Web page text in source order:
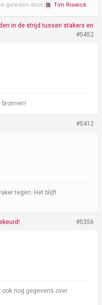
geleden door Tim Riswick.
in de strijd tussen stakers en
#5452
#5412
tegen. Het blijft
#5356
nog gegevens over